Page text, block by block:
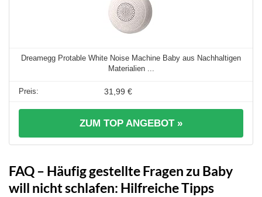
Dreamegg Protable White Noise Machine Baby aus Nachhaltigen
Materialien ...
31,99 €
ZUM TOP ANGEBOT »
FAQ – Häufig gestellte Fragen zu Baby
will nicht schlafen: Hilfreiche Tipps